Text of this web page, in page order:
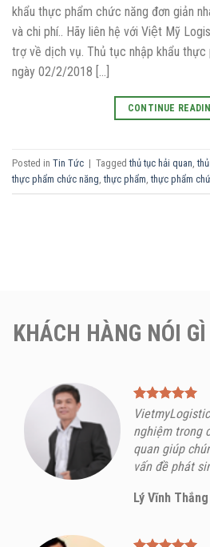
khẩu thực phẩm chức năng đơn giản
và chi phí.. Hãy liên hệ với Việt Mỹ
trợ về dịch vụ. Thủ tục nhập khẩu
ngày 02/2/2018 […]
CONTINUE
Posted in Tin Tức | Taggedthủ tục hải quan ,
thực phẩm chức năng ,thực phẩm ,thực phẩm
KHÁCH HÀNG NÓI
nghiệm trong
quan giúp
vấn đề phát
Lý Vĩnh Thắng